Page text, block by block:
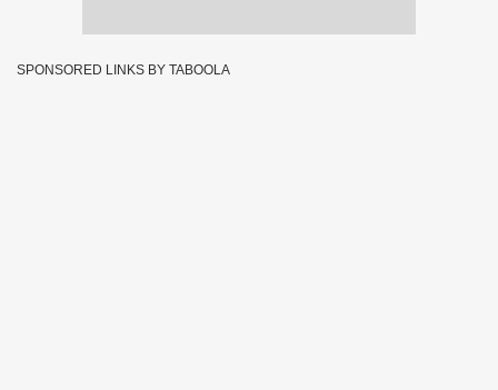
SPONSORED LINKS BY TABOOLA